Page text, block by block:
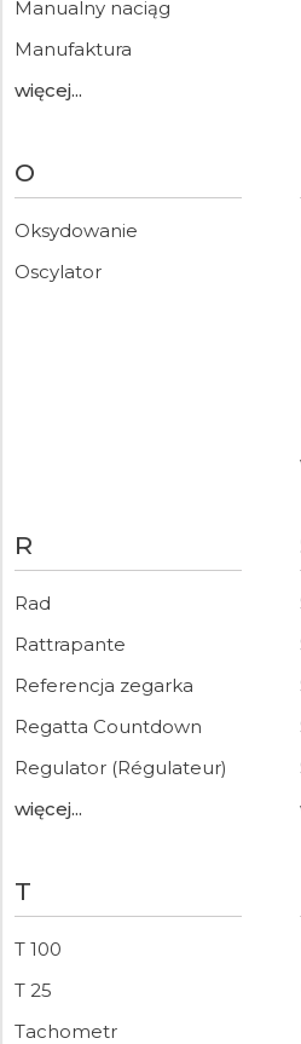
Manualny naciąg
Manufaktura
więcej...
O
Oksydowanie
Oscylator
R
Rad
Rattrapante
Referencja zegarka
Regatta Countdown
Regulator (Régulateur)
więcej...
T
T 100
T 25
Tachometr